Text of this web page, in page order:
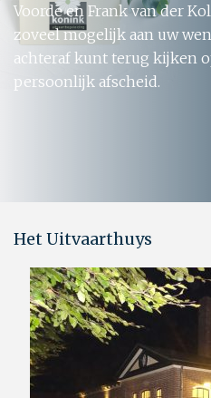
Voorde en Frank van der
zoveel mogelijk aan uw
achteraf kunt terug kijken
persoonlijk afscheid.
Het Uitvaarthuys